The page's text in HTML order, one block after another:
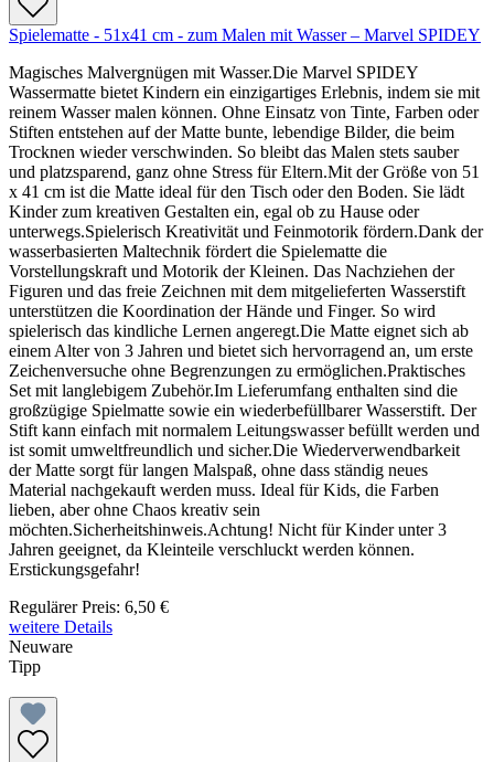
Spielematte - 51x41 cm - zum Malen mit Wasser – Marvel SPIDEY
Magisches Malvergnügen mit Wasser.Die Marvel SPIDEY
Wassermatte bietet Kindern ein einzigartiges Erlebnis, indem sie mit
reinem Wasser malen können. Ohne Einsatz von Tinte, Farben oder
Stiften entstehen auf der Matte bunte, lebendige Bilder, die beim
Trocknen wieder verschwinden. So bleibt das Malen stets sauber
und platzsparend, ganz ohne Stress für Eltern.Mit der Größe von 51
x 41 cm ist die Matte ideal für den Tisch oder den Boden. Sie lädt
Kinder zum kreativen Gestalten ein, egal ob zu Hause oder
unterwegs.Spielerisch Kreativität und Feinmotorik fördern.Dank der
wasserbasierten Maltechnik fördert die Spielematte die
Vorstellungskraft und Motorik der Kleinen. Das Nachziehen der
Figuren und das freie Zeichnen mit dem mitgelieferten Wasserstift
unterstützen die Koordination der Hände und Finger. So wird
spielerisch das kindliche Lernen angeregt.Die Matte eignet sich ab
einem Alter von 3 Jahren und bietet sich hervorragend an, um erste
Zeichenversuche ohne Begrenzungen zu ermöglichen.Praktisches
Set mit langlebigem Zubehör.Im Lieferumfang enthalten sind die
großzügige Spielmatte sowie ein wiederbefüllbarer Wasserstift. Der
Stift kann einfach mit normalem Leitungswasser befüllt werden und
ist somit umweltfreundlich und sicher.Die Wiederverwendbarkeit
der Matte sorgt für langen Malspaß, ohne dass ständig neues
Material nachgekauft werden muss. Ideal für Kids, die Farben
lieben, aber ohne Chaos kreativ sein
möchten.Sicherheitshinweis.Achtung! Nicht für Kinder unter 3
Jahren geeignet, da Kleinteile verschluckt werden können.
Erstickungsgefahr!
Regulärer Preis: 6,50 €
weitere Details
Neuware
Tipp